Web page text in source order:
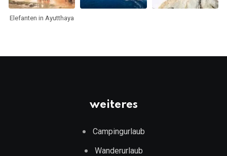
Elefanten in Ayutthaya
weiteres
Campingurlaub
Wanderurlaub